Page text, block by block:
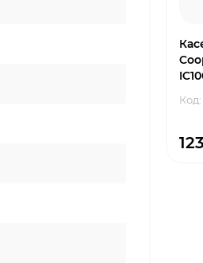
Код: